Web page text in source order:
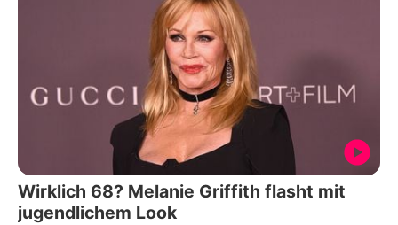
Wirklich 68? Melanie Griffith flasht mit
jugendlichem Look